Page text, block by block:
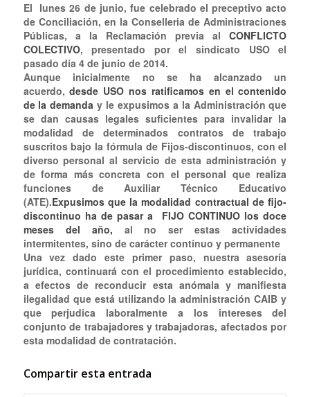
El lunes 26 de junio, fue celebrado el preceptivo acto
de Conciliación, en la Conselleria de Administraciones
Públicas, a la Reclamación previa alCONFLICTO
COLECTIVO, presentado por el sindicato USO el
pasado día 4 de junio de 2014.
Aunque inicialmente no se ha alcanzado un
acuerdo,desde USO nos ratificamos en el contenido
de la demanda y le expusimos a la Administración que
se dan causas legales suficientes para invalidar la
modalidad de determinados contratos de trabajo
suscritos bajo la fórmula de Fijos-discontinuos, con el
diverso personal al servicio de esta administración y
de forma más concreta con el personal que realiza
funciones de Auxiliar Técnico Educativo
(ATE).Expusimos que la modalidad contractual de fijo-
discontinuo ha de pasar a FIJO CONTINUO los doce
meses del año, al no ser estas actividades
intermitentes, sino de carácter contínuo y permanente
Una vez dado este primer paso, nuestra asesoría
jurídica, continuará con el procedimiento establecido,
a efectos de reconducir esta anómala y manifiesta
ilegalidad que está utilizando la administración CAIB y
que perjudica laboralmente a los intereses del
conjunto de trabajadores y trabajadoras, afectados por
esta modalidad de contratación.
Compartir esta entrada